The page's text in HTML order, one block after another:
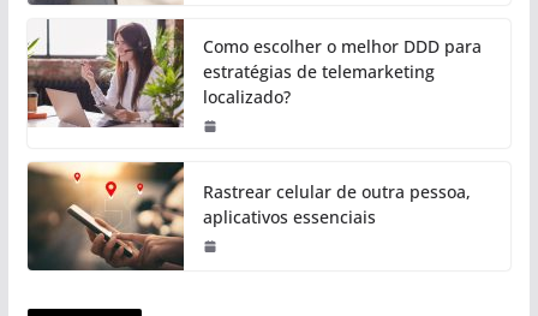
Como escolher o melhor DDD para
estratégias de telemarketing
localizado?
Rastrear celular de outra pessoa,
aplicativos essenciais